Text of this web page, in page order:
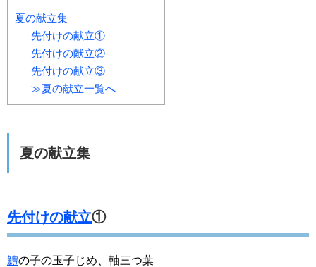
夏の献立集
先付けの献立①
先付けの献立②
先付けの献立③
≫夏の献立一覧へ
夏の献立集
先付けの献立①
鱧の子の玉子じめ、軸三つ葉